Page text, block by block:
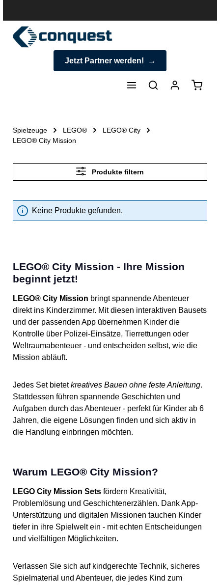
Jetzt Partner werden!
Spielzeuge LEGO®
LEGO® City
LEGO® City Mission
Produkte filtern
Keine Produkte gefunden.
LEGO® City Mission - Ihre Mission
beginnt jetzt!
LEGO® City Mission bringt spannende Abenteuer
direkt ins Kinderzimmer. Mit diesen interaktiven Bausets
und der passenden App übernehmen Kinder die
Kontrolle über Polizei-Einsätze, Tierrettungen oder
Weltraumabenteuer - und entscheiden selbst, wie die
Mission abläuft.
Jedes Set bietetkreatives Bauen ohne feste Anleitung.
Stattdessen führen spannende Geschichten und
Aufgaben durch das Abenteuer - perfekt für Kinder ab 6
Jahren, die eigene Lösungen finden und sich aktiv in
die Handlung einbringen möchten.
Warum LEGO® City Mission?
LEGO City Mission Sets fördern Kreativität,
Problemlösung und Geschichtenerzählen. Dank App-
Unterstützung und digitalen Missionen tauchen Kinder
tiefer in ihre Spielwelt ein - mit echten Entscheidungen
und vielfältigen Möglichkeiten.
Verlassen Sie sich auf kindgerechte Technik, sicheres
Spielmaterial und Abenteuer, die jedes Kind zum